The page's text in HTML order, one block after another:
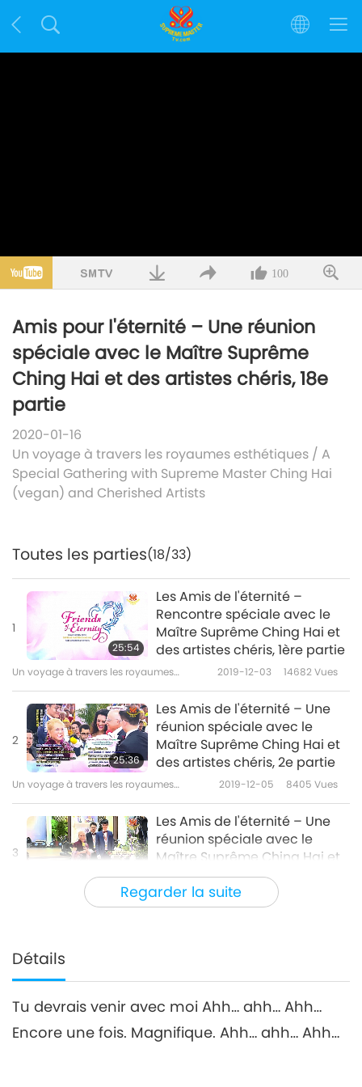
100
Amis pour l'éternité – Une réunion
spéciale avec le Maître Suprême
Ching Hai et des artistes chéris, 18e
partie
2020-01-16
Un voyage à travers les royaumes esthétiques / A
Special Gathering with Supreme Master Ching Hai
(vegan) and Cherished Artists
Regarder la suite
Toutes les parties(18/33)
1
25:54
Les Amis de l'éternité –
Rencontre spéciale avec le
Maître Suprême Ching Hai et
des artistes chéris, 1ère partie
Un voyage à travers les royaumes
2019-12-03 14682Vues
2
25:36
Les Amis de l'éternité – Une
réunion spéciale avec le
Maître Suprême Ching Hai et
des artistes chéris, 2e partie
Un voyage à travers les royaumes
2019-12-05 8405 Vues
3
Les Amis de l'éternité – Une
réunion spéciale avec le
Maître Suprême Ching Hai et
des artistes chéris, 3e partie
Un voyage à travers les royaumes
2019-12-07
4
30:35
Cherished Artists, Part 4
Un voyage à travers les royaumes
2019-12-10 8295Vues
Friends of Eternity - A Special
Détails
Tu devrais venir avec moi Ahh… ahh… Ahh…
Encore une fois. Magnifique. Ahh… ahh… Ahh…